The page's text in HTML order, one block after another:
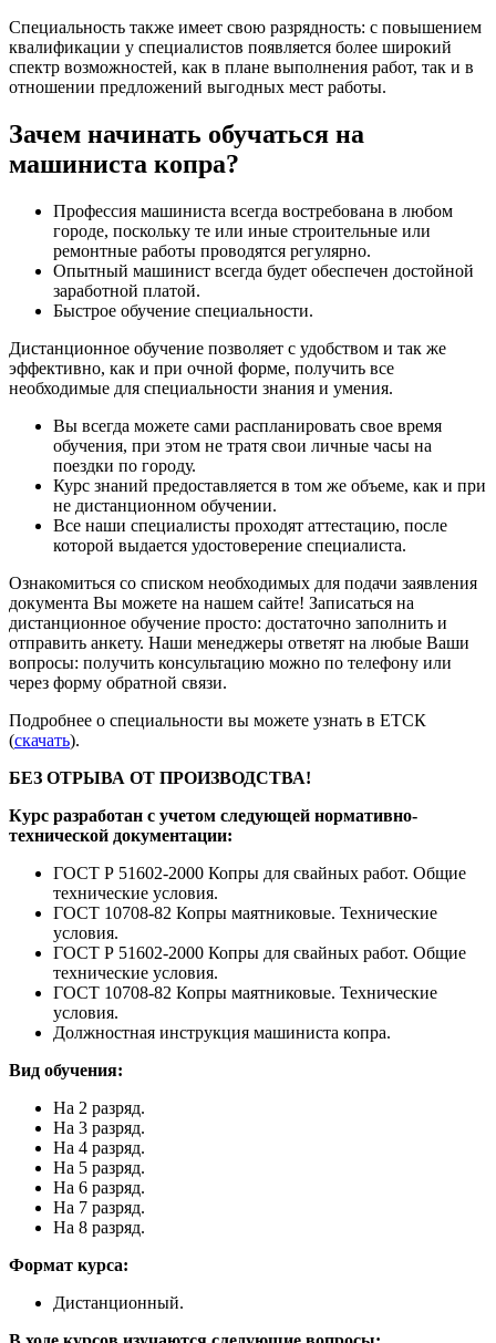
Специальность также имеет свою разрядность: с повышением
квалификации у специалистов появляется более широкий
спектр возможностей, как в плане выполнения работ, так и в
отношении предложений выгодных мест работы.
Зачем начинать обучаться на
машиниста копра?
Профессия машиниста всегда востребована в любом
городе, поскольку те или иные строительные или
ремонтные работы проводятся регулярно.
Опытный машинист всегда будет обеспечен достойной
заработной платой.
Быстрое обучение специальности.
Дистанционное обучение позволяет с удобством и так же
эффективно, как и при очной форме, получить все
необходимые для специальности знания и умения.
Вы всегда можете сами распланировать свое время
обучения, при этом не тратя свои личные часы на
поездки по городу.
Курс знаний предоставляется в том же объеме, как и при
не дистанционном обучении.
Все наши специалисты проходят аттестацию, после
которой выдается удостоверение специалиста.
Ознакомиться со списком необходимых для подачи заявления
документа Вы можете на нашем сайте! Записаться на
дистанционное обучение просто: достаточно заполнить и
отправить анкету. Наши менеджеры ответят на любые Ваши
вопросы: получить консультацию можно по телефону или
через форму обратной связи.
Подробнее о специальности вы можете узнать в ЕТСК
(скачать).
БЕЗ ОТРЫВА ОТ ПРОИЗВОДСТВА!
Курс разработан с учетом следующей нормативно-
технической документации:
ГОСТ Р 51602-2000 Копры для свайных работ. Общие
технические условия.
ГОСТ 10708-82 Копры маятниковые. Технические
условия.
ГОСТ Р 51602-2000 Копры для свайных работ. Общие
технические условия.
ГОСТ 10708-82 Копры маятниковые. Технические
условия.
Должностная инструкция машиниста копра.
Вид обучения:
На 2 разряд.
На 3 разряд.
На 4 разряд.
На 5 разряд.
На 6 разряд.
На 7 разряд.
На 8 разряд.
Формат курса:
Дистанционный.